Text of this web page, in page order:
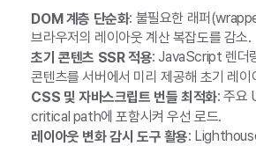
DOM 계층 단순화: 불필요한 래퍼
브라우저의 레이아웃 계산 복잡도를 감소.
초기 콘텐츠 SSR 적용: JavaScript 렌더
콘텐츠를 서버에서 미리 제공해 초기 레이
CSS 및 자바스크립트 번들 최적화: 주요
critical path에 포함시켜 우선 로드.
레이아웃 변화 감시 도구 활용: